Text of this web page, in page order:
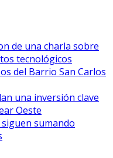
de una charla sobre
tecnológicos
del Barrio San Carlos
una inversión clave
Oeste
sumando